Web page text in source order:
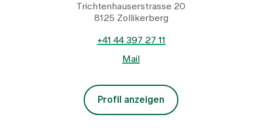
Trichtenhauserstrasse 20
8125 Zollikerberg
+41 44 397 27 11
Mail
Profil anzeigen